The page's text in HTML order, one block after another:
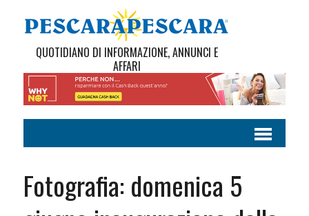
QUOTIDIANO DI INFORMAZIONE, ANNUNCI E
AFFARI
Fotografia: domenica 5